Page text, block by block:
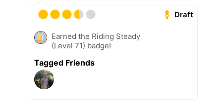
Draft
Earned the Riding Steady
(Level 71) badge!
Tagged Friends